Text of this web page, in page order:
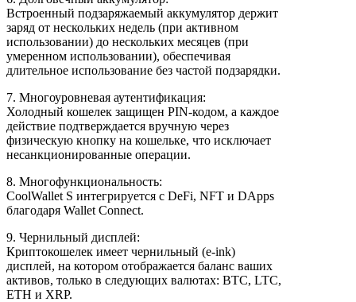
Встроенный подзаряжаемый аккумулятор держит
заряд от нескольких недель (при активном
использовании) до нескольких месяцев (при
умеренном использовании), обеспечивая
длительное использование без частой подзарядки.
7. Многоуровневая аутентификация:
Холодный кошелек защищен PIN-кодом, а каждое
действие подтверждается вручную через
физическую кнопку на кошельке, что исключает
несанкционированные операции.
8. Многофункциональность:
CoolWallet S интегрируется с DeFi, NFT и DApps
благодаря Wallet Connect.
9. Чернильный дисплей:
Криптокошелек имеет чернильный (e-ink)
дисплей, на котором отображается баланс ваших
активов, только в следующих валютах: BTC, LTC,
ETH и XRP.